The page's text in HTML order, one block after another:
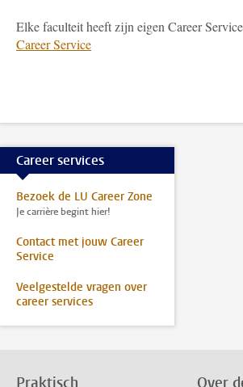
Elke faculteit heeft zijn eigen Career
Career Service
Career services
Bezoek de LU Career Zone
Je carrière begint hier!
Contact met jouw Career
Service
Veelgestelde vragen over
career services
Praktisch Over